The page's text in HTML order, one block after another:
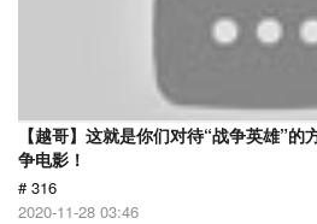
【越哥】这就是你们对待“战争英雄”
争电影！
# 316
2020-11-28 03:46